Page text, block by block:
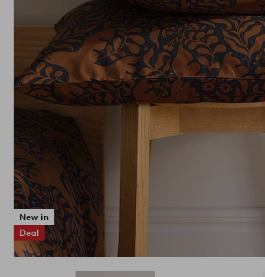
New in
Deal